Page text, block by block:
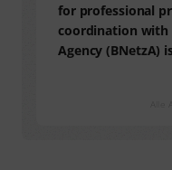
for professional
coordination with
Agency (BNetzA)